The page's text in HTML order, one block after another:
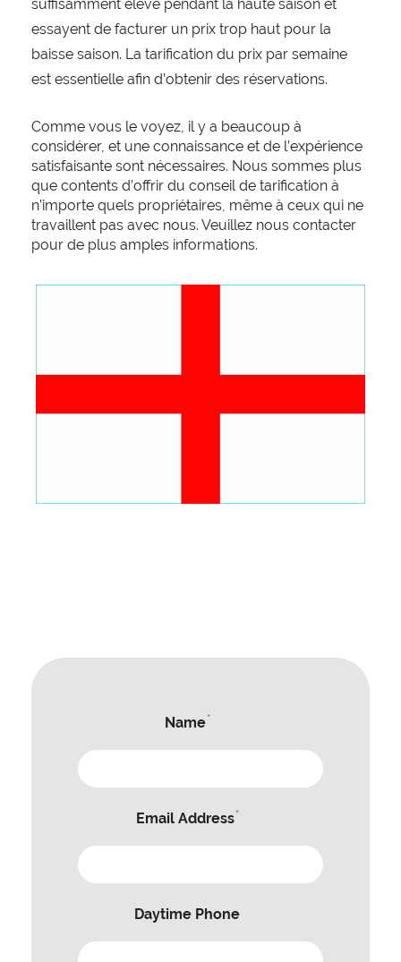
suffisamment élevé pendant la haute saison et
essayent de facturer un prix trop haut pour la
baisse saison. La tarification du prix par semaine
est essentielle afin d’obtenir des réservations.
Comme vous le voyez, il y a beaucoup à
considérer, et une connaissance et de l’expérience
satisfaisante sont nécessaires. Nous sommes plus
que contents d’offrir du conseil de tarification à
n’importe quels propriétaires, même à ceux qui ne
travaillent pas avec nous. Veuillez nous contacter
pour de plus amples informations.
Name*
Email Address*
Daytime Phone